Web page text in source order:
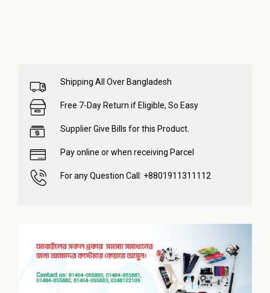
Shipping All Over Bangladesh
Free 7-Day Return if Eligible, So Easy
Supplier Give Bills for this Product.
Pay online or when receiving Parcel
For any Question Call: +8801911311112